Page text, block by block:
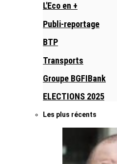
L'Eco en +
Publi-reportage
BTP
Transports
Groupe BGFIBank
ELECTIONS 2025
Les plus récents